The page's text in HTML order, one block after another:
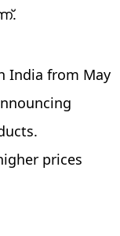
India from May
prices